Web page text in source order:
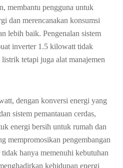
membantu pengguna untuk
dan merencanakan konsumsi
lebih baik. Pengenalan sistem
inverter 1.5 kilowatt tidak
tetapi juga alat manajemen
dengan konversi energi yang
sistem pemantauan cerdas,
energi bersih untuk rumah dan
mempromosikan pengembangan
hanya memenuhi kebutuhan
kehidupan energi